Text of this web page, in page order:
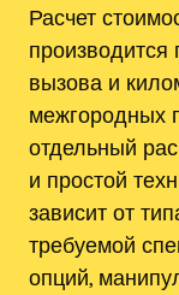
Расчет
вызова и
межгородных
отдельный
и простой
зависит от
требуемой
опций,